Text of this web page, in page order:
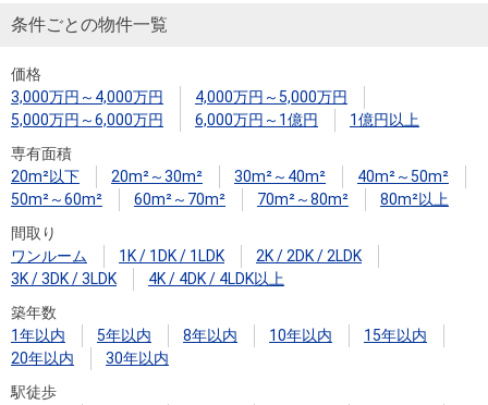
暮らしの
税金の本
（電子ブ
ック）
ド
税金の本
条件ごとの物件一覧
価格
3,000万円～4,000万円
4,000万円～5,000万円
5,000万円～6,000万円
6,000万円～1億円
1億円以上
専有面積
20m²以下
20m²～30m² 30m²～40m²
40m²～50m²
50m²～60m²
60m²～70m² 70m²～80m²
80m²以上
間取り
ワンルーム
1K / 1DK / 1LDK
2K / 2DK / 2LDK
3K / 3DK / 3LDK
4K / 4DK / 4LDK以上
築年数
1年以内
5年以内 8年以内 10年以内
15年以内
20年以内
30年以内
駅徒歩